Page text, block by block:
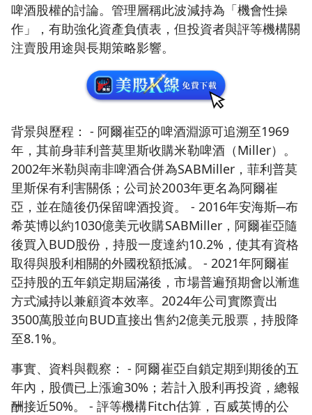
啤酒股權的討論。管理層稱此波減持為「機會性操
作」，有助強化資產負債表，但投資者與評等機構關
注賣股用途與長期策略影響。
背景與歷程： - 阿爾崔亞的啤酒淵源可追溯至1969
年，其前身菲利普莫里斯收購米勒啤酒（Miller）。
2002年米勒與南非啤酒合併為SABMiller，菲利普莫
里斯保有利害關係；公司於2003年更名為阿爾崔
亞，並在隨後仍保留啤酒投資。 - 2016年安海斯─布
希英博以約1030億美元收購SABMiller，阿爾崔亞隨
後買入BUD股份，持股一度達約10.2%，使其有資格
取得與股利相關的外國稅額抵減。 - 2021年阿爾崔
亞持股的五年鎖定期屆滿後，市場普遍預期會以漸進
方式減持以兼顧資本效率。2024年公司實際賣出
3500萬股並向BUD直接出售約2億美元股票，持股降
至8.1%。
事實、資料與觀察： - 阿爾崔亞自鎖定期到期後的五
年內，股價已上漲逾30%；若計入股利再投資，總報
酬接近50%。 - 評等機構Fitch估算，百威英博的公